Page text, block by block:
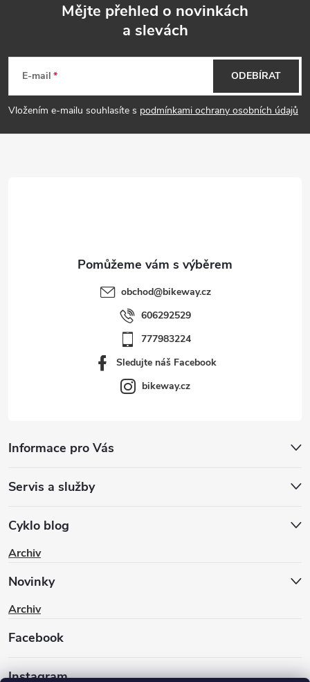
p
Mějte přehled o novinkách
a slevách
E-mail
Vložením e-mailu souhlasíte s podmínkami ochrany osobních údajů
ODEBÍRAT
obchod@bikeway.cz
606292529
777983224
Sledujte náš Facebook
bikeway.cz
Informace pro Vás
Servis a služby
Cyklo blog
Archiv
Novinky
Archiv
Facebook
Instagram